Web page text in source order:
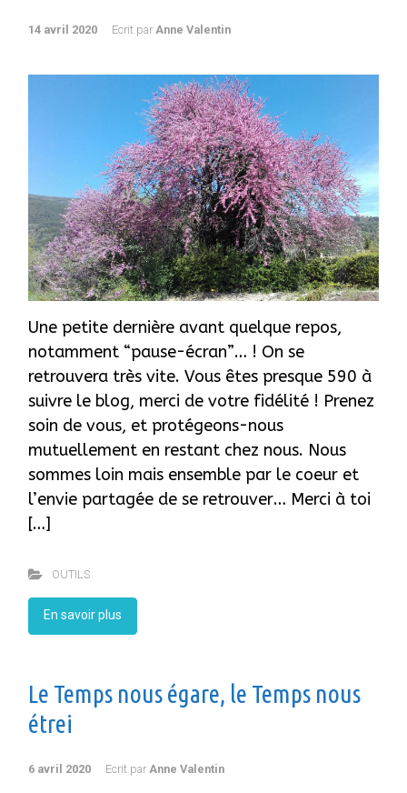
14 avril 2020 Ecrit par Anne Valentin
Une petite dernière avant quelque repos,
notamment “pause-écran”… ! On se
retrouvera très vite. Vous êtes presque 590 à
suivre le blog, merci de votre fidélité ! Prenez
soin de vous, et protégeons-nous
mutuellement en restant chez nous. Nous
sommes loin mais ensemble par le coeur et
l’envie partagée de se retrouver… Merci à toi
[…]
OUTILS
En savoir plus
Le Temps nous égare, le Temps nous
étrei
6 avril 2020 Ecrit par Anne Valentin